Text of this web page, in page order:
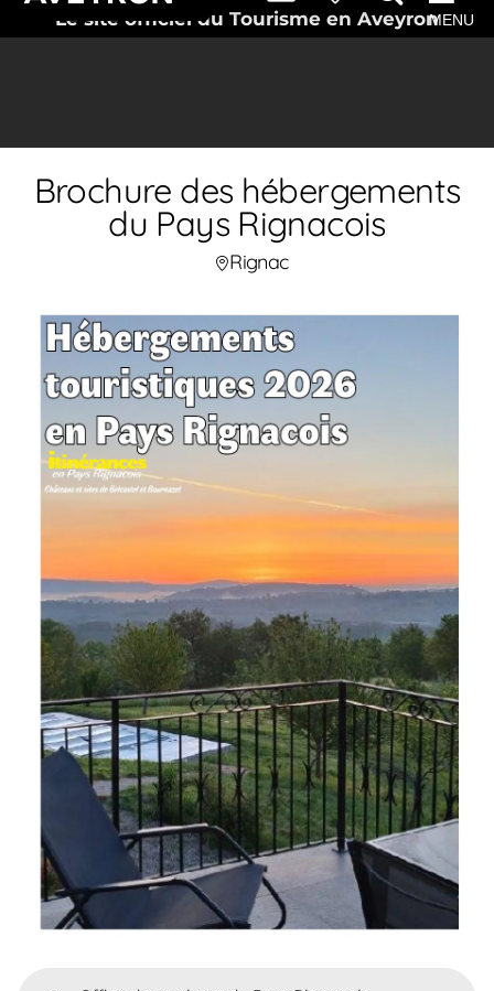
Le site officiel du Tourisme en AveyronMENU
Brochure des hébergements
du Pays Rignacois
Rignac